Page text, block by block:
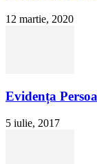
12 martie, 2020
Evidența
5 iulie, 2017